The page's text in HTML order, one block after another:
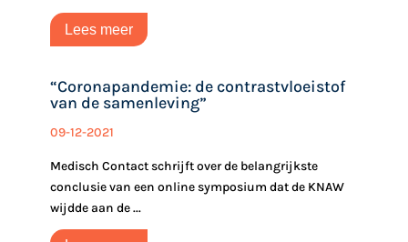
Lees meer
“Coronapandemie: de contrastvloeistof
van de samenleving”
09-12-2021
Medisch Contact schrijft over de belangrijkste
conclusie van een online symposium dat de KNAW
wijdde aan de ...